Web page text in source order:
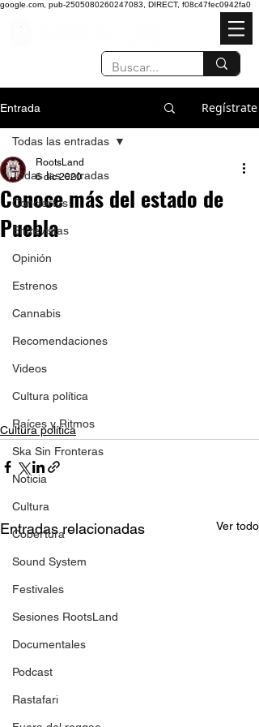
google.com, pub-2505080260247083, DIRECT, f08c47fec0942fa0
Entrada Regístrate
Todas las entradas
Conciertos
Entrevistas
Opinión
Estrenos
Cannabis
Recomendaciones
Videos
Cultura política
Raíces y Ritmos
Ska Sin Fronteras
Noticia
Cultura
Cobertura
Sound System
Festivales
Sesiones RootsLand
Documentales
Podcast
Rastafari
Todas las entradas
Conoce más del estado de
Puebla
RootsLand
6 dic 2020
Cultura política
Entradas relacionadas Ver todo